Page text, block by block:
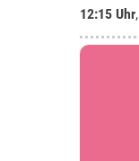
12:15 Uhr,